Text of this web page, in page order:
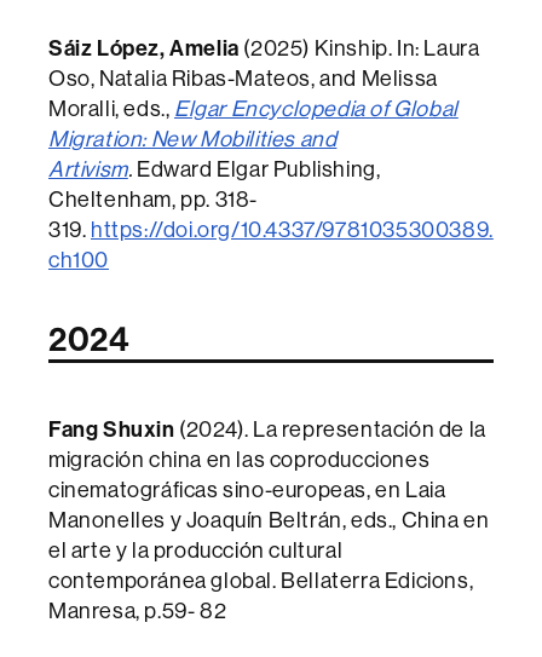
Sáiz López, Amelia (2025) Kinship. In: Laura
Oso, Natalia Ribas-Mateos, and Melissa
Moralli, eds., Elgar Encyclopedia of Global
Migration: New Mobilities and
Artivism. Edward Elgar Publishing,
Cheltenham, pp. 318-
319. https://doi.org/10.4337/9781035300389.
ch100
2024
Fang Shuxin (2024). La representación de la
migración china en las coproducciones
cinematográficas sino-europeas, en Laia
Manonelles y Joaquín Beltrán, eds., China en
el arte y la producción cultural
contemporánea global. Bellaterra Edicions,
Manresa, p.59- 82